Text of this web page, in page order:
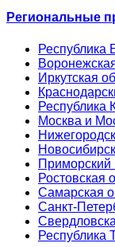
Региональные
Республика
Иркутская
Республика
Москва и
Приморский
Ростовская
Самарская
Санкт-
Республика